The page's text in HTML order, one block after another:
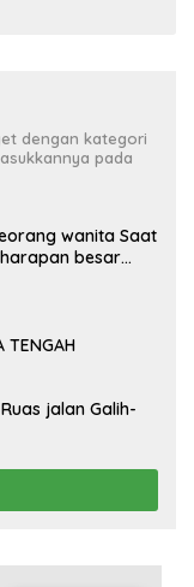
dengan kategori
pada
wanita Saat
besar
TENGAH
jalan Galih-